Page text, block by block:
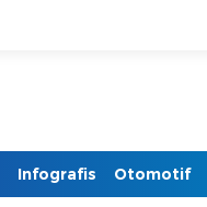
Infografis Otomotif